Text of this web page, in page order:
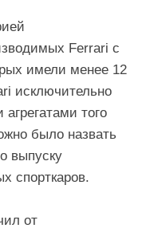
Ferrari с
имели менее 12
исключительно
того
было назвать
выпуску
спорткаров.
от